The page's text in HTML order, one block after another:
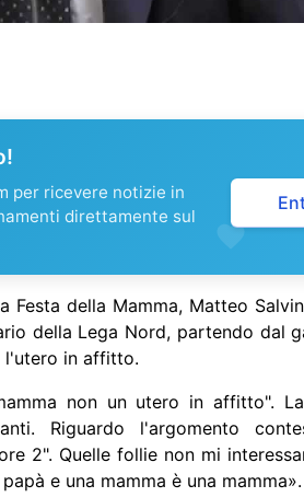
per ricevere notizie in
direttamente sul
Festa della Mamma, Matteo
della Lega Nord, partendo dal
l'utero in affitto.
non un utero in affitto".
Riguardo l'argomento
2". Quelle follie non mi
e una mamma è una